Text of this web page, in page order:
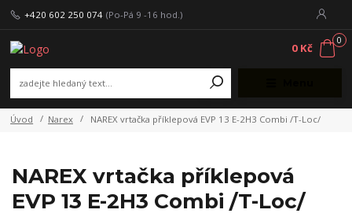
+420 602 250 074 (Po-Pá 9 -16 hod.)
0
0 Kč
Úvod Narex NAREX vrtačka příklepová EVP 13 E-2H3 Combi /T-Loc/
NAREX vrtačka příklepová
EVP 13 E-2H3 Combi /T-Loc/